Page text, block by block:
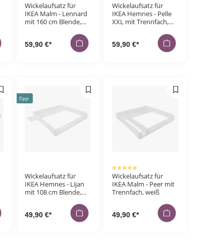
Durchschnittliche Bewertung von 5 von 5 Sternen
Wickelaufsatz für
IKEA Malm - Lennard
mit 160 cm Blende,
59,90 €*
Wickelaufsatz für
IKEA Hemnes - Pelle
XXL mit Trennfach,
59,90 €*
Tipp
Wickelaufsatz für
IKEA Hemnes - Lijan
mit 108 cm Blende,
49,90 €*
Durchschnittliche Bewertung von 5 von 5 Sternen
Wickelaufsatz für
IKEA Malm - Peer mit
Trennfach, weiß
49,90 €*